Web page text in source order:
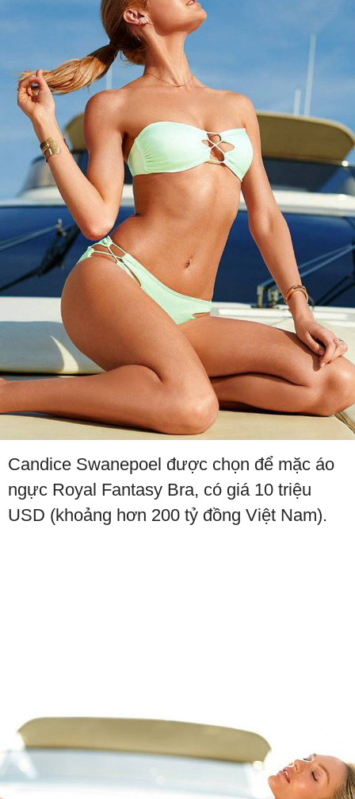
Candice Swanepoel được chọn để mặc áo
ngực Royal Fantasy Bra, có giá 10 triệu
USD (khoảng hơn 200 tỷ đồng Việt Nam).